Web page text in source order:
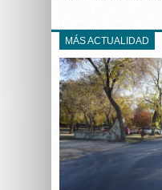
MÁS ACTUALIDAD